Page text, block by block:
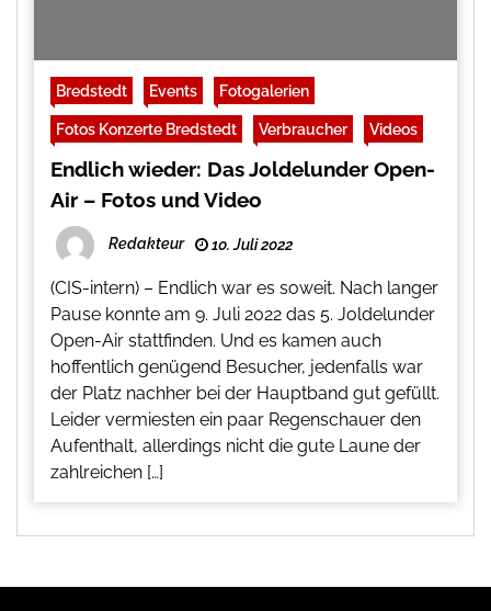
Bredstedt Events Fotogalerien
Fotos Konzerte Bredstedt Verbraucher Videos
Endlich wieder: Das Joldelunder Open-
Air – Fotos und Video
Redakteur 10. Juli 2022
(CIS-intern) – Endlich war es soweit. Nach langer
Pause konnte am 9. Juli 2022 das 5. Joldelunder
Open-Air stattfinden. Und es kamen auch
hoffentlich genügend Besucher, jedenfalls war
der Platz nachher bei der Hauptband gut gefüllt.
Leider vermiesten ein paar Regenschauer den
Aufenthalt, allerdings nicht die gute Laune der
zahlreichen […]